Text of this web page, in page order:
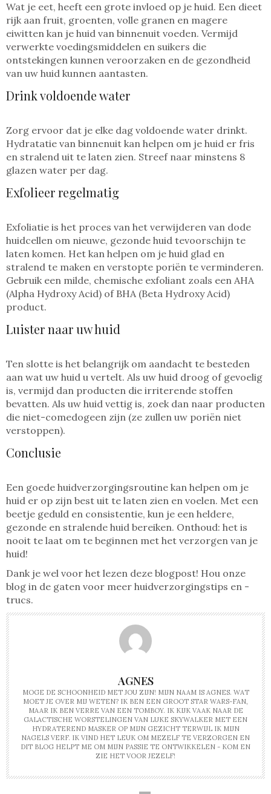
Wat je eet, heeft een grote invloed op je huid. Een dieet
rijk aan fruit, groenten, volle granen en magere
eiwitten kan je huid van binnenuit voeden. Vermijd
verwerkte voedingsmiddelen en suikers die
ontstekingen kunnen veroorzaken en de gezondheid
van uw huid kunnen aantasten.
Drink voldoende water
Zorg ervoor dat je elke dag voldoende water drinkt.
Hydratatie van binnenuit kan helpen om je huid er fris
en stralend uit te laten zien. Streef naar minstens 8
glazen water per dag.
Exfolieer regelmatig
Exfoliatie is het proces van het verwijderen van dode
huidcellen om nieuwe, gezonde huid tevoorschijn te
laten komen. Het kan helpen om je huid glad en
stralend te maken en verstopte poriën te verminderen.
Gebruik een milde, chemische exfoliant zoals een AHA
(Alpha Hydroxy Acid) of BHA (Beta Hydroxy Acid)
product.
Luister naar uw huid
Ten slotte is het belangrijk om aandacht te besteden
aan wat uw huid u vertelt. Als uw huid droog of gevoelig
is, vermijd dan producten die irriterende stoffen
bevatten. Als uw huid vettig is, zoek dan naar producten
die niet-comedogeen zijn (ze zullen uw poriën niet
verstoppen).
Conclusie
Een goede huidverzorgingsroutine kan helpen om je
huid er op zijn best uit te laten zien en voelen. Met een
beetje geduld en consistentie, kun je een heldere,
gezonde en stralende huid bereiken. Onthoud: het is
nooit te laat om te beginnen met het verzorgen van je
huid!
Dank je wel voor het lezen deze blogpost! Hou onze
blog in de gaten voor meer huidverzorgingstips en -
trucs.
AGNES
MOGE DE SCHOONHEID MET JOU ZIJN! MIJN NAAM IS AGNES. WAT
MOET JE OVER MIJ WETEN? IK BEN EEN GROOT STAR WARS-FAN,
MAAR IK BEN VERRE VAN EEN TOMBOY. IK KIJK VAAK NAAR DE
GALACTISCHE WORSTELINGEN VAN LUKE SKYWALKER MET EEN
HYDRATEREND MASKER OP MIJN GEZICHT TERWIJL IK MIJN
NAGELS VERF. IK VIND HET LEUK OM MEZELF TE VERZORGEN EN
DIT BLOG HELPT ME OM MIJN PASSIE TE ONTWIKKELEN - KOM EN
ZIE HET VOOR JEZELF!